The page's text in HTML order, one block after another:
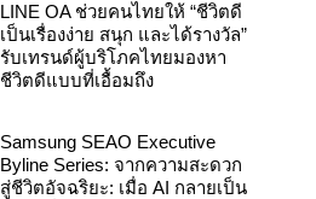
LINE OA ช่วยคนไทยให้ “ชีวิตดี
เป็นเรื่องง่าย สนุก และได้รางวัล”
รับเทรนด์ผู้บริโภคไทยมองหา
ชีวิตดีแบบที่เอื้อมถึง
Samsung SEAO Executive
Byline Series: จากความสะดวก
สู่ชีวิตอัจฉริยะ: เมื่อ AI กลายเป็น